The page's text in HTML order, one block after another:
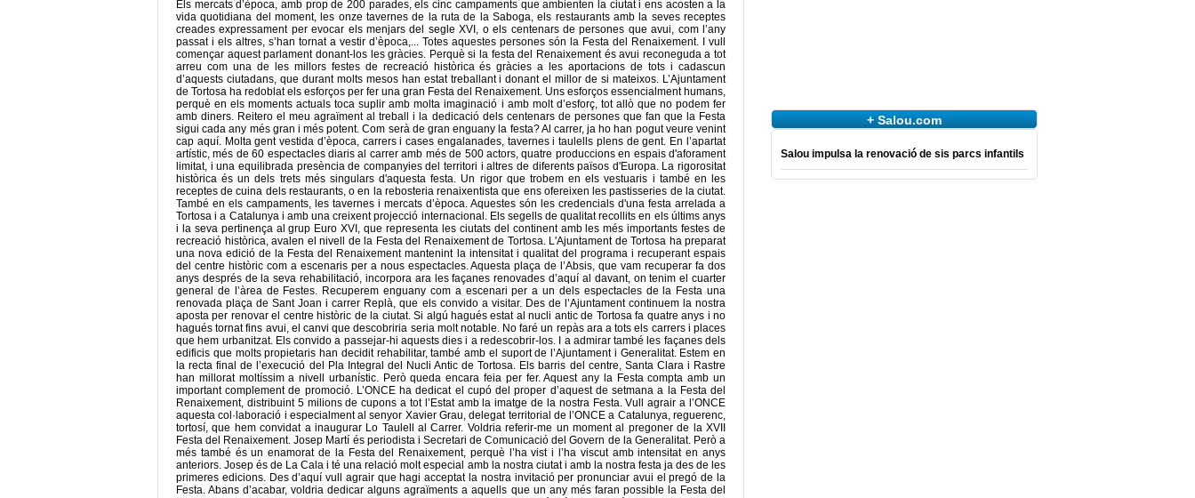
Els mercats d’època, amb prop de 200 parades, els cinc campaments que ambienten la ciutat i ens acosten a la
vida quotidiana del moment, les onze tavernes de la ruta de la Saboga, els restaurants amb la seves receptes
creades expressament per evocar els menjars del segle XVI, o els centenars de persones que avui, com l’any
passat i els altres, s’han tornat a vestir d’època,... Totes aquestes persones són la Festa del Renaixement. I vull
començar aquest parlament donant-los les gràcies. Perquè si la festa del Renaixement és avui reconeguda a tot
arreu com una de les millors festes de recreació històrica és gràcies a les aportacions de tots i cadascun
d’aquests ciutadans, que durant molts mesos han estat treballant i donant el millor de si mateixos. L’Ajuntament
de Tortosa ha redoblat els esforços per fer una gran Festa del Renaixement. Uns esforços essencialment humans,
perquè en els moments actuals toca suplir amb molta imaginació i amb molt d’esforç, tot allò que no podem fer
amb diners. Reitero el meu agraïment al treball i la dedicació dels centenars de persones que fan que la Festa
sigui cada any més gran i més potent. Com serà de gran enguany la festa? Al carrer, ja ho han pogut veure venint
cap aquí. Molta gent vestida d’època, carrers i cases engalanades, tavernes i taulells plens de gent. En l’apartat
artístic, més de 60 espectacles diaris al carrer amb més de 500 actors, quatre produccions en espais d'aforament
limitat, i una equilibrada presència de companyies del territori i altres de diferents països d'Europa. La rigorositat
històrica és un dels trets més singulars d'aquesta festa. Un rigor que trobem en els vestuaris i també en les
receptes de cuina dels restaurants, o en la rebosteria renaixentista que ens ofereixen les pastisseries de la ciutat.
També en els campaments, les tavernes i mercats d’època. Aquestes són les credencials d'una festa arrelada a
Tortosa i a Catalunya i amb una creixent projecció internacional. Els segells de qualitat recollits en els últims anys
i la seva pertinença al grup Euro XVI, que representa les ciutats del continent amb les més importants festes de
recreació històrica, avalen el nivell de la Festa del Renaixement de Tortosa. L'Ajuntament de Tortosa ha preparat
una nova edició de la Festa del Renaixement mantenint la intensitat i qualitat del programa i recuperant espais
del centre històric com a escenaris per a nous espectacles. Aquesta plaça de l’Absis, que vam recuperar fa dos
anys després de la seva rehabilitació, incorpora ara les façanes renovades d’aquí al davant, on tenim el cuarter
general de l’àrea de Festes. Recuperem enguany com a escenari per a un dels espectacles de la Festa una
renovada plaça de Sant Joan i carrer Replà, que els convido a visitar. Des de l’Ajuntament continuem la nostra
aposta per renovar el centre històric de la ciutat. Si algú hagués estat al nucli antic de Tortosa fa quatre anys i no
hagués tornat fins avui, el canvi que descobriria seria molt notable. No faré un repàs ara a tots els carrers i places
que hem urbanitzat. Els convido a passejar-hi aquests dies i a redescobrir-los. I a admirar també les façanes dels
edificis que molts propietaris han decidit rehabilitar, també amb el suport de l’Ajuntament i Generalitat. Estem en
la recta final de l’execució del Pla Integral del Nucli Antic de Tortosa. Els barris del centre, Santa Clara i Rastre
han millorat moltíssim a nivell urbanístic. Però queda encara feia per fer. Aquest any la Festa compta amb un
important complement de promoció. L’ONCE ha dedicat el cupó del proper d’aquest de setmana a la Festa del
Renaixement, distribuint 5 milions de cupons a tot l’Estat amb la imatge de la nostra Festa. Vull agrair a l’ONCE
aquesta col·laboració i especialment al senyor Xavier Grau, delegat territorial de l’ONCE a Catalunya, reguerenc,
tortosí, que hem convidat a inaugurar Lo Taulell al Carrer. Voldria referir-me un moment al pregoner de la XVII
Festa del Renaixement. Josep Martí és periodista i Secretari de Comunicació del Govern de la Generalitat. Però a
més també és un enamorat de la Festa del Renaixement, perquè l’ha vist i l’ha viscut amb intensitat en anys
anteriors. Josep és de La Cala i té una relació molt especial amb la nostra ciutat i amb la nostra festa ja des de les
primeres edicions. Des d’aquí vull agrair que hagi acceptat la nostra invitació per pronunciar avui el pregó de la
Festa. Abans d’acabar, voldria dedicar alguns agraïments a aquells que un any més faran possible la Festa del
+ Salou.com
Salou impulsa la renovació de sis parcs infantils